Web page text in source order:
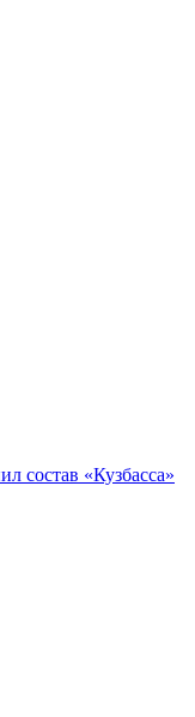
состав «Кузбасса»